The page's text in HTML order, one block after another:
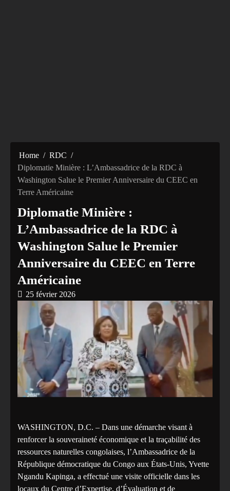
Home
RDC
‎Diplomatie Minière : L’Ambassadrice de la RDC à
Washington Salue le Premier Anniversaire du CEEC en
Terre Américaine
‎Diplomatie Minière :
L’Ambassadrice de la RDC à
Washington Salue le Premier
Anniversaire du CEEC en Terre
Américaine
25 février 2026
WASHINGTON, D.C. – Dans une démarche visant à
renforcer la souveraineté économique et la traçabilité des
ressources naturelles congolaises, l’Ambassadrice de la
République démocratique du Congo aux États-Unis, Yvette
Ngandu Kapinga, a effectué une visite officielle dans les
locaux du Centre d’Expertise, d’Évaluation et de